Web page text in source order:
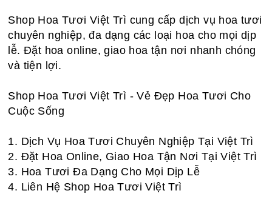
Shop Hoa Tươi Việt Trì cung cấp dịch vụ hoa tươi
chuyên nghiệp, đa dạng các loại hoa cho mọi dịp
lễ. Đặt hoa online, giao hoa tận nơi nhanh chóng
và tiện lợi.
Shop Hoa Tươi Việt Trì - Vẻ Đẹp Hoa Tươi Cho
Cuộc Sống
1. Dịch Vụ Hoa Tươi Chuyên Nghiệp Tại Việt Trì
2. Đặt Hoa Online, Giao Hoa Tận Nơi Tại Việt Trì
3. Hoa Tươi Đa Dạng Cho Mọi Dịp Lễ
4. Liên Hệ Shop Hoa Tươi Việt Trì